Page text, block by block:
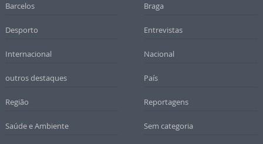
Barcelos Braga
Desporto Entrevistas
Internacional Nacional
outros destaques País
Região Reportagens
Saúde e Ambiente Sem categoria